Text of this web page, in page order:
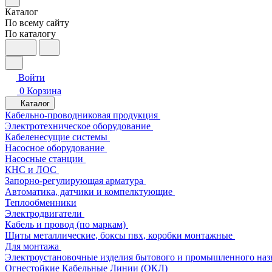
Каталог
По всему сайту
По каталогу
Войти
0 Корзина
Каталог
Кабельно-проводниковая продукция
Электротехническое оборудование
Кабеленесущие системы
Насосное оборудование
Насосные станции
КНС и ЛОС
Запорно-регулирующая арматура
Автоматика, датчики и компелктующие
Теплообменники
Электродвигатели
Кабель и провод (по маркам)
Щиты металлические, боксы пвх, коробки монтажные
Для монтажа
Электроустановочные изделия бытового и промышленного
Огнестойкие Кабельные Линии (ОКЛ)